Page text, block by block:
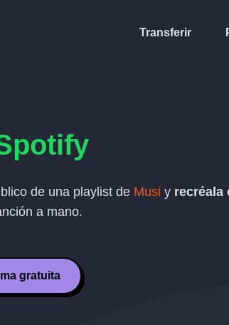
Transferir
de una playlist de Musi y recréala
a mano.
gratuita